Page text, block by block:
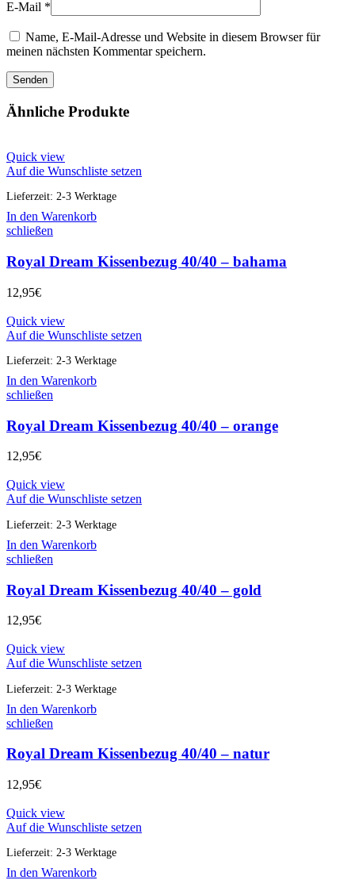
E-Mail *
Name, E-Mail-Adresse und Website in diesem Browser für
meinen nächsten Kommentar speichern.
Ähnliche Produkte
Quick view
Auf die Wunschliste setzen
Lieferzeit: 2-3 Werktage
In den Warenkorb
schließen
Royal Dream Kissenbezug 40/40 – bahama
12,95€
Quick view
Auf die Wunschliste setzen
Lieferzeit: 2-3 Werktage
In den Warenkorb
schließen
Royal Dream Kissenbezug 40/40 – orange
12,95€
Quick view
Auf die Wunschliste setzen
Lieferzeit: 2-3 Werktage
In den Warenkorb
schließen
Royal Dream Kissenbezug 40/40 – gold
12,95€
Quick view
Auf die Wunschliste setzen
Lieferzeit: 2-3 Werktage
In den Warenkorb
schließen
Royal Dream Kissenbezug 40/40 – natur
12,95€
Quick view
Auf die Wunschliste setzen
Lieferzeit: 2-3 Werktage
In den Warenkorb